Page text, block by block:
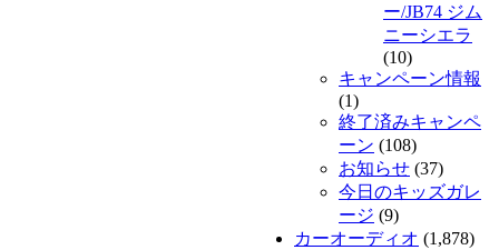
ー/JB74 ジム
ニーシエラ
(10)
キャンペーン情報
(1)
終了済みキャンペ
ーン (108)
お知らせ (37)
今日のキッズガレ
ージ (9)
カーオーディオ (1,878)